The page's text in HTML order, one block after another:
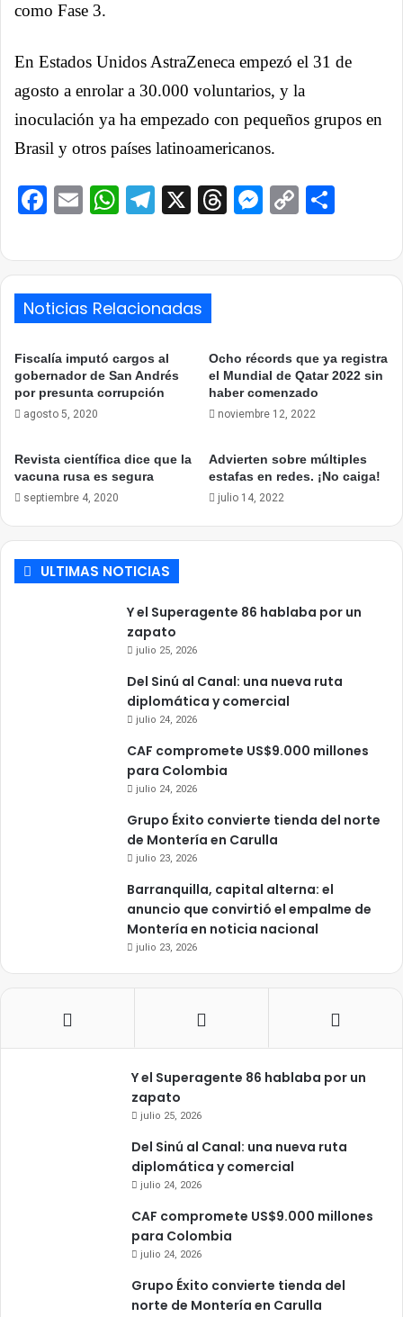
como Fase 3.
En Estados Unidos AstraZeneca empezó el 31 de
agosto a enrolar a 30.000 voluntarios, y la
inoculación ya ha empezado con pequeños grupos en
Brasil y otros países latinoamericanos.
Facebook
EmailWhatsApp
Telegram
X ThreadsCopy
Noticias Relacionadas
Fiscalía imputó cargos al
gobernador de San Andrés
por presunta corrupción
agosto 5, 2020
Ocho récords que ya registra
el Mundial de Qatar 2022 sin
haber comenzado
noviembre 12, 2022
Revista científica dice que la
vacuna rusa es segura
septiembre 4, 2020
Advierten sobre múltiples
estafas en redes. ¡No caiga!
julio 14, 2022
ULTIMAS NOTICIAS
Y el Superagente 86 hablaba por un
zapato
julio 25, 2026
Del Sinú al Canal: una nueva ruta
diplomática y comercial
julio 24, 2026
CAF compromete US$9.000 millones
para Colombia
julio 24, 2026
Grupo Éxito convierte tienda del norte
de Montería en Carulla
julio 23, 2026
Barranquilla, capital alterna: el
anuncio que convirtió el empalme de
Montería en noticia nacional
julio 23, 2026
Y el Superagente 86 hablaba por un
zapato
julio 25, 2026
Del Sinú al Canal: una nueva ruta
diplomática y comercial
julio 24, 2026
CAF compromete US$9.000 millones
para Colombia
julio 24, 2026
Grupo Éxito convierte tienda del
norte de Montería en Carulla